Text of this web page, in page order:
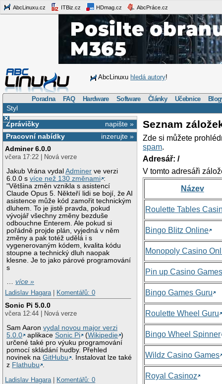
AbcLinuxu.cz ITBiz.cz HDmag.cz AbcPráce.cz
AbcLinuxu hledá autory!
Poradna FAQ Hardware Software Články Učebnice
Styl
×
napište »
Zprávičky
inzerujte »
Pracovní nabídky
Adminer 6.0.0
včera 17:22 | Nová verze
Jakub Vrána vydalAdminer ve verzi
6.0.0 svíce než 130 změnami :
"Většina změn vznikla s asistencí
Claude Opus 5. Někteří lidi se bojí, že AI
asistence může kód zamořit technickým
dluhem. To je jistě pravda, pokud
vývojář všechny změny bezduše
odbouchne Enterem. Ale pokud si
pořádně projde plán, vyjedná v něm
změny a pak totéž udělá i s
vygenerovaným kódem, kvalita kódu
stoupne a technický dluh naopak
klesne. Je to jako párové programování
s
…více »
Ladislav Hagara
Komentářů: 0
Sonic Pi 5.0.0
včera 12:44 | Nová verze
Sam Aaronvydal novou major verzi
5.0.0
aplikaceSonic Pi (Wikipedie )
určené také pro výuku programování
pomocí skládání hudby. Přehled
novinek naGitHubu . Instalovat lze také
z Flathubu .
Ladislav Hagara
Komentářů: 0
Seznam
Zde si můžete
spam.
Adresář: /
V tomto adresáři
Název
Roulette Tables
Bingo Blitz Online
Monopoly Casino
Pin up Casino
Bingo Games Guru
Roulette Wheel Guru
Bingo Wheel Spinner
Wildz Casino Games
Royal Casinoz